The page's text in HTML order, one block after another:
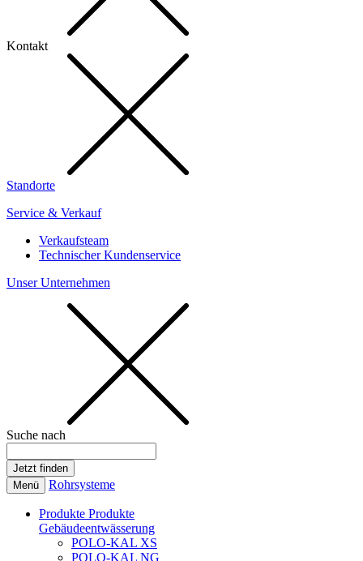
Kontakt
Standorte
Service & Verkauf
Verkaufsteam
Technischer Kundenservice
Unser Unternehmen
Suche nach
Menü Rohrsysteme
Produkte Produkte
Gebäudeentwässerung
POLO-KAL XS
POLO-KAL NG